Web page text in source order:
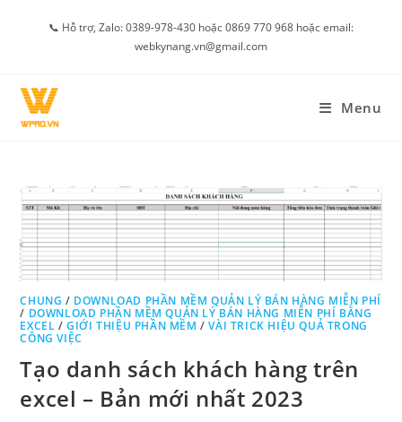
📞 Hỗ trợ, Zalo: 0389-978-430 hoặc 0869 770 968 hoặc email:
webkynang.vn@gmail.com
Menu
CHUNG / DOWNLOAD PHẦN MỀM QUẢN LÝ BÁN HÀNG MIỄN PHÍ
/ DOWNLOAD PHẦN MỀM QUẢN LÝ BÁN HÀNG MIỄN PHÍ BẰNG
EXCEL /GIỚI THIỆU PHẦN MỀM /VÀI TRICK HIỆU QUẢ TRONG
CÔNG VIỆC
Tạo danh sách khách hàng trên
excel – Bản mới nhất 2023